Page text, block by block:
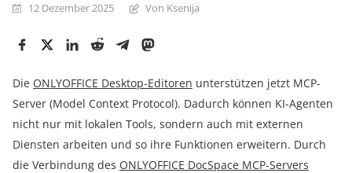
12 Dezember 2025 Von Ksenija
Die ONLYOFFICE Desktop-Editoren unterstützen jetzt MCP-
Server (Model Context Protocol). Dadurch können KI-Agenten
nicht nur mit lokalen Tools, sondern auch mit externen
Diensten arbeiten und so ihre Funktionen erweitern. Durch
die Verbindung des ONLYOFFICE DocSpace MCP-Servers